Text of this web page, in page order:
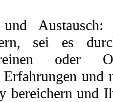
und
sei es
oder
und
bereichern und